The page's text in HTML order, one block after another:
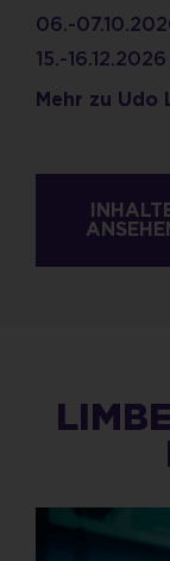
06.-
15.-16.12.2026
Mehr zu Udo